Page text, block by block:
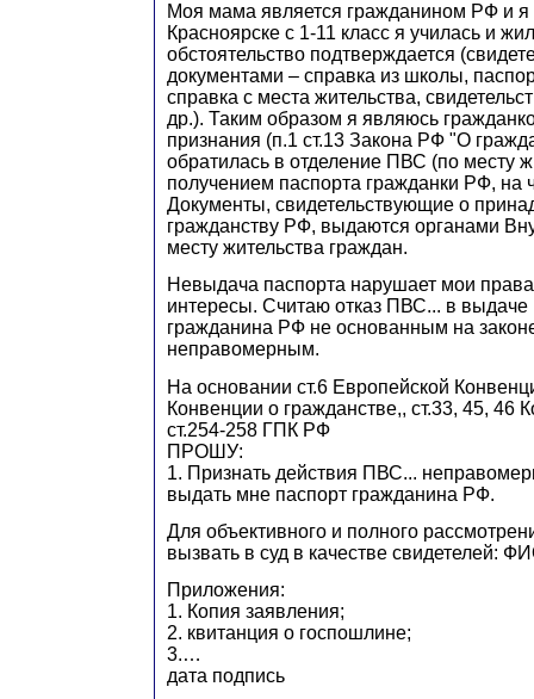
Моя мама является гражданином РФ и я
Красноярске с 1-11 класс я училась и
обстоятельство подтверждается
документами – справка из школы,
справка с места жительства,
др.). Таким образом я являюсь
признания (п.1 ст.13 Закона РФ "О
обратилась в отделение ПВС (по месту
получением паспорта гражданки РФ, на
Документы, свидетельствующие о
гражданству РФ, выдаются органами
месту жительства граждан.
Невыдача паспорта нарушает мои
интересы. Считаю отказ ПВС... в выдаче
гражданина РФ не основанным на
неправомерным.
На основании ст.6 Европейской
Конвенции о гражданстве,, ст.33, 45, 46
ст.254-258 ГПК РФ
ПРОШУ:
1. Признать действия ПВС...
выдать мне паспорт гражданина РФ.
Для объективного и полного
вызвать в суд в качестве свидетелей:
Приложения:
1. Копия заявления;
2. квитанция о госпошлине;
3.…
дата подпись